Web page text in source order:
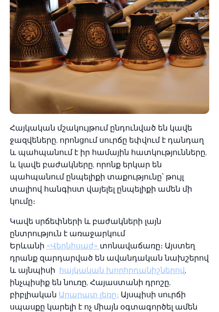
Հայկական մշակույթում ընդունված են կավե
ջազվեները, որոնցում սուրճը եփվում է դանդաղ
և պահպանում է իր համային հատկությունները,
և կավե բաժակները, որոնք երկար են
պահպանում ընպելիքի տաքությունը՝ թույլ
տալիով հանգիստ վայելել ընպելիքի ամեն մի
կումը։
Կավե սրճեփների և բաժակների լայն
ընտրություն է առաջարկում
Երևանի «Վերնիսաժ» տոնավաճառը։ Այստեղ
դրանք զարդարված են ավանդական նախշերով
և այնպիսի հայկական խորհրդանիշներով,
ինչպիսիք են նուռը, Հայաստանի դրոշը,
բիբլիական Արարատ լեռը։ Այսպիսի սուրճի
սպասքը կարելի է ոչ միայն օգտագործել ամեն